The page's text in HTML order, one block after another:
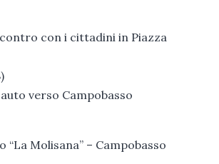
con i cittadini in Piazza
verso Campobasso
“La Molisana” – Campobasso